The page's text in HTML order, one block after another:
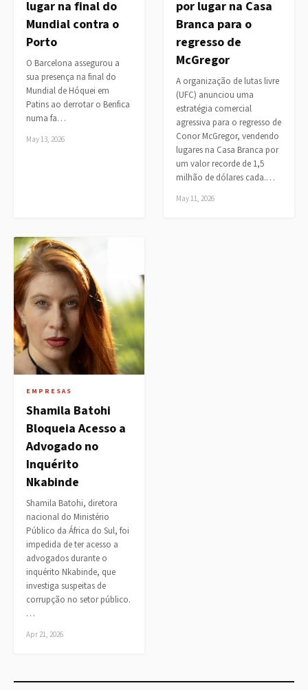
lugar na final do
Mundial contra o
Porto
O Barcelona assegurou a
sua presença na final do
Mundial de Hóquei em
Patins ao derrotar o Benfica
numa fa…
May 13, 2026
por lugar na Casa
Branca para o
regresso de
McGregor
A organização de lutas livre
(UFC) anunciou uma
estratégia comercial
agressiva para o regresso de
Conor McGregor, vendendo
lugares na Casa Branca por
um valor recorde de 1,5
milhão de dólares cada.…
May 11, 2026
EMPRESAS
Shamila Batohi
Bloqueia Acesso a
Advogado no
Inquérito
Nkabinde
Shamila Batohi, diretora
nacional do Ministério
Público da África do Sul, foi
impedida de ter acesso a
advogados durante o
inquérito Nkabinde, que
investiga suspeitas de
corrupção no setor público.
…
Apr 21, 2026